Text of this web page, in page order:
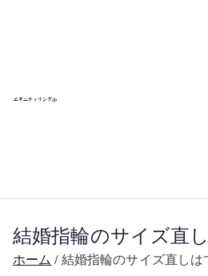
結婚指輪のサイズ直
ホーム 結婚指輪のサイズ直しは